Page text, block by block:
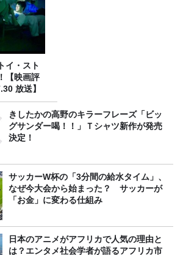
イ・スト
【映画評
放送】
きしたかの高野のキラーフレーズ「ビッ
グサンダー喝！！」Ｔシャツ新作が発売
決定！
サッカーW杯の「3分間の給水タイム」、
なぜ今大会から始まった？ サッカーが
「お金」に変わる仕組み
日本のアニメがアフリカで人気の理由と
は？エンタメ社会学者が語るアフリカ市